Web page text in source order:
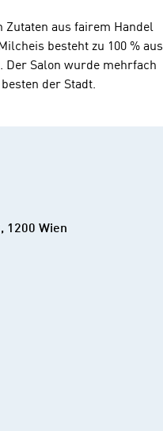
Zutaten aus fairem Handel
besteht zu 100 % aus
Der Salon wurde mehrfach
der Stadt.
1200 Wien